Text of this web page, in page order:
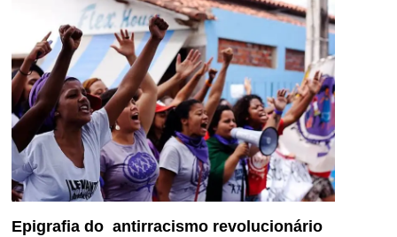
Epigrafia do antirracismo revolucionário